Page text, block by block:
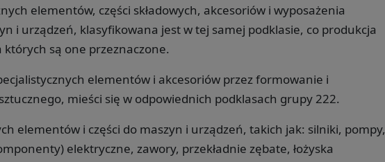
elementów, części składowych, akcesoriów i wyposażenia
i urządzeń, klasyfikowana jest w tej samej podklasie, co produkcja
są one przeznaczone.
elementów i akcesoriów przez formowanie i
mieści się w odpowiednich podklasach grupy 222.
elementów i części do maszyn i urządzeń, takich jak: silniki, pompy,
elektryczne, zawory, przekładnie zębate, łożyska